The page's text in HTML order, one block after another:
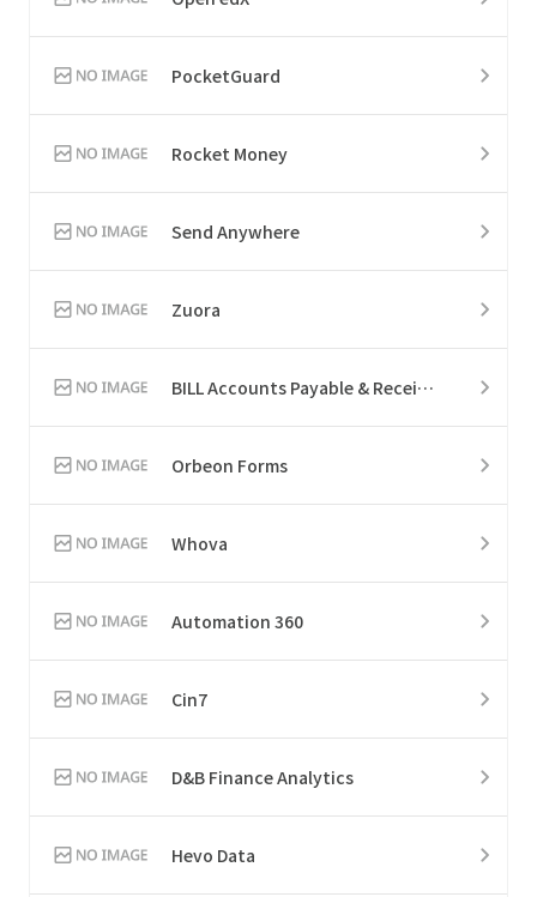
PocketGuard
Rocket Money
Send Anywhere
Zuora
BILL Accounts Payable & Receivable
Orbeon Forms
Whova
Automation 360
Cin7
D&B Finance Analytics
Hevo Data